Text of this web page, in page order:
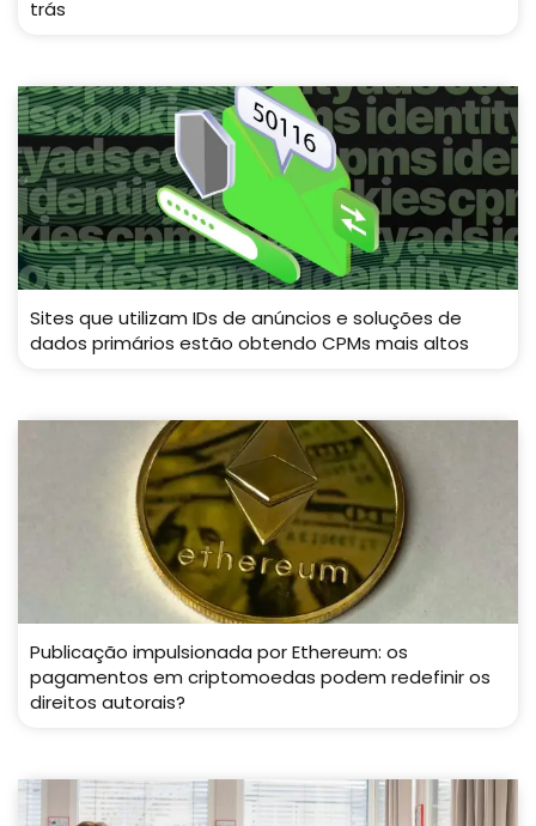
trás
Sites que utilizam IDs de anúncios e soluções de
dados primários estão obtendo CPMs mais altos
Publicação impulsionada por Ethereum: os
pagamentos em criptomoedas podem redefinir os
direitos autorais?